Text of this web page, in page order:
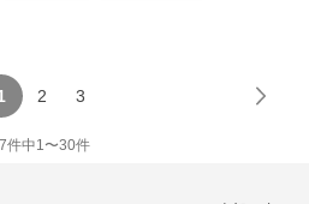
2 3
件中1〜30件